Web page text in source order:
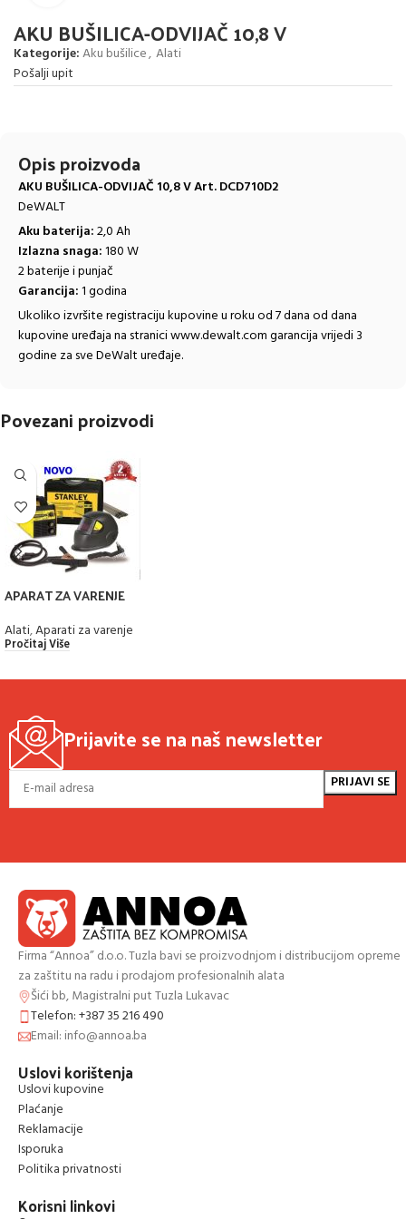
AKU BUŠILICA-ODVIJAČ 10,8 V
Kategorije:Aku bušilice, Alati
Pošalji upit
Opis proizvoda
AKU BUŠILICA-ODVIJAČ 10,8 V Art. DCD710D2
DeWALT
Aku baterija:2,0 Ah
Izlazna snaga:180 W
2 baterije i punjač
Garancija:1 godina
Ukoliko izvršite registraciju kupovine u roku od 7 dana od dana
kupovine uređaja na straniciwww.dewalt.comgarancija vrijedi 3
godine za sve DeWalt uređaje.
Povezani proizvodi
APARAT ZA VARENJE
Alati,Aparati za varenje
Pročitaj Više
Prijavite se na naš newsletter
Firma “Annoa” d.o.o. Tuzla bavi se proizvodnjom i distribucijom opreme
za zaštitu na radu i prodajom profesionalnih alata
Šići bb, Magistralni put Tuzla Lukavac
Telefon: +387 35 216 490
Email: info@annoa.ba
Uslovi korištenja
Uslovi kupovine
Plaćanje
Reklamacije
Isporuka
Politika privatnosti
Korisni linkovi